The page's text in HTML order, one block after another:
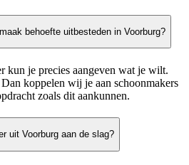
behoefte uitbesteden in Voorburg?
kun je precies aangeven wat je wilt.
koppelen wij je aan schoonmakers
zoals dit aankunnen.
uit Voorburg aan de slag?